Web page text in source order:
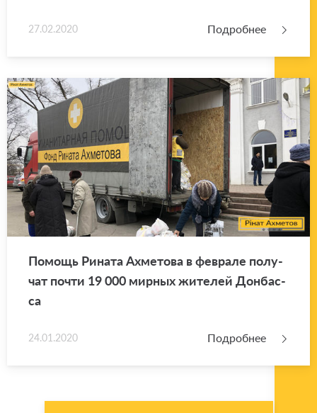
27.02.2020 Подробнее
По­мощь Ри­на­та Ах­ме­то­ва в фев­ра­ле по­лу­
чат почти 19 000 мир­ных жи­те­лей Дон­бас­
са
24.01.2020 Подробнее